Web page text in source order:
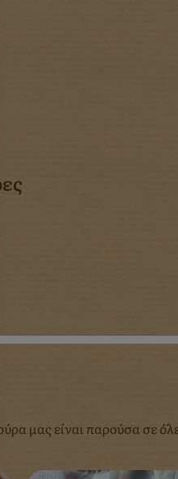
μας είναι παρούσα σε